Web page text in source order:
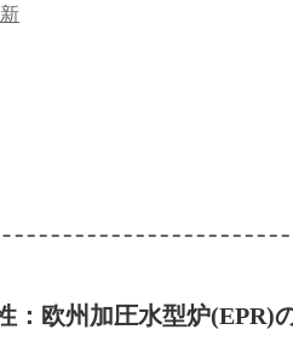
：欧州加圧水型炉(EPR)